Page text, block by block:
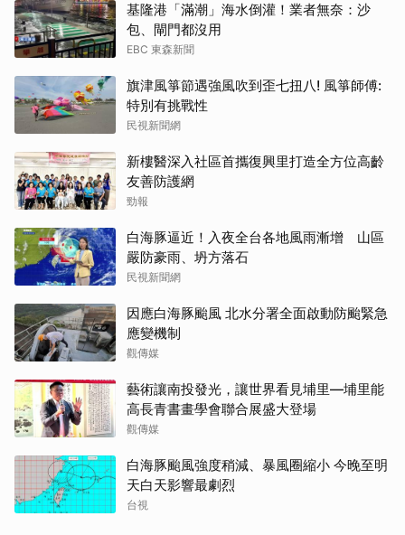
基隆港「滿潮」海水倒灌！業者無奈：沙
包、閘門都沒用
EBC 東森新聞
旗津風箏節遇強風吹到歪七扭八! 風箏師傅:
特別有挑戰性
民視新聞網
新樓醫深入社區首攜復興里打造全方位高齡
友善防護網
勁報
白海豚逼近！入夜全台各地風雨漸增 山區
嚴防豪雨、坍方落石
民視新聞網
因應白海豚颱風 北水分署全面啟動防颱緊急
應變機制
觀傳媒
藝術讓南投發光，讓世界看見埔里—埔里能
高長青書畫學會聯合展盛大登場
觀傳媒
白海豚颱風強度稍減、暴風圈縮小 今晚至明
天白天影響最劇烈
台視